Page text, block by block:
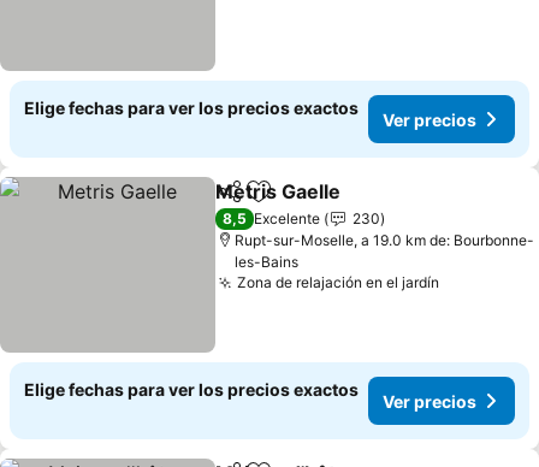
Elige fechas para ver los precios exactos
Ver precios
CompartirAgregar a favoritos
Metris Gaelle
8,5 Excelente
230
Rupt-sur-Moselle, a 19.0 km de: Bourbonne-
les-Bains
Zona de relajación en el jardín
Elige fechas para ver los precios exactos
Ver precios